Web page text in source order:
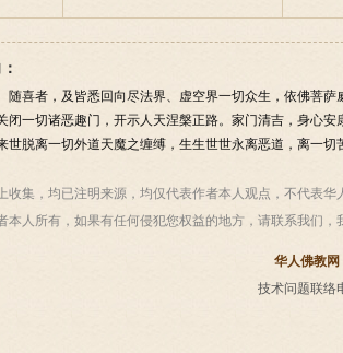
随喜者，及皆悉回向尽法界、虚空界一切众生，依佛菩
闭一切诸恶趣门，开示人天涅槃正路。家门清吉，身心
世脱离一切外道天魔之缠缚，生生世世永离恶道，离一
收集，均已注明来源，均仅代表作者本人观点，不代表
本人所有，如果有任何侵犯您权益的地方，请联系我们，
华人佛教网
技术问题联络